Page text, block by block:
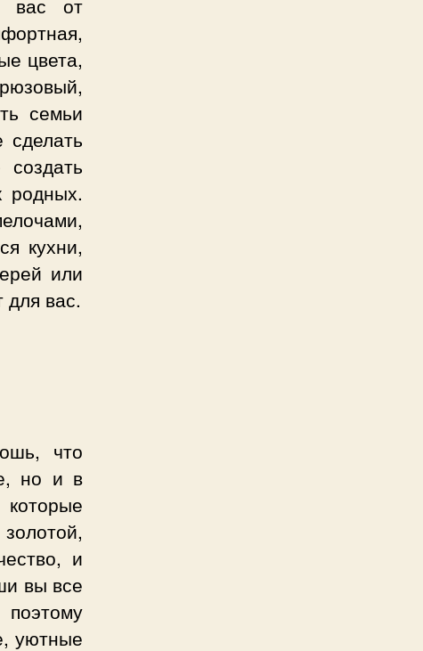
цвета,
семьи
родных.
кухни,
или
вас.
что
но и в
и
вы все
уютные